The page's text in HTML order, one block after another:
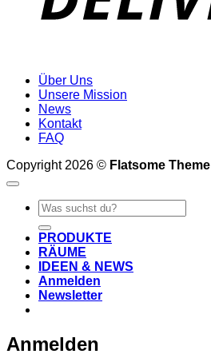
Über Uns
Unsere Mission
News
Kontakt
FAQ
Copyright 2026 © Flatsome Theme
Suche
nach:
PRODUKTE
RÄUME
IDEEN & NEWS
Anmelden
Newsletter
Anmelden